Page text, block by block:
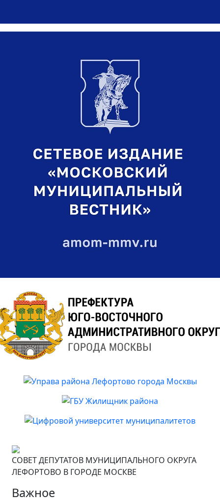
СОВЕТ ДЕПУТАТОВ МУНИЦИПАЛЬНОГО ОКРУГА
ЛЕФОРТОВО В ГОРОДЕ МОСКВЕ
Важное